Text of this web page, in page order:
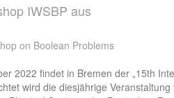
IWSBP aus
on Boolean Problems
2022 findet in Bremen der „15th
wird die diesjährige